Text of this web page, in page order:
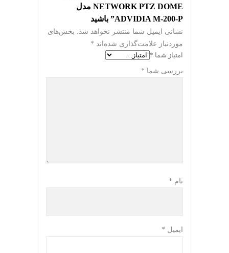
NETWORK PTZ DOME مدل
ADVIDIA M-200-P” باشید
نشانی ایمیل شما منتشر نخواهد شد. بخش‌های
موردنیاز علامت‌گذاری شده‌اند *
امتیاز شما *
بررسی شما *
نام *
ایمیل *